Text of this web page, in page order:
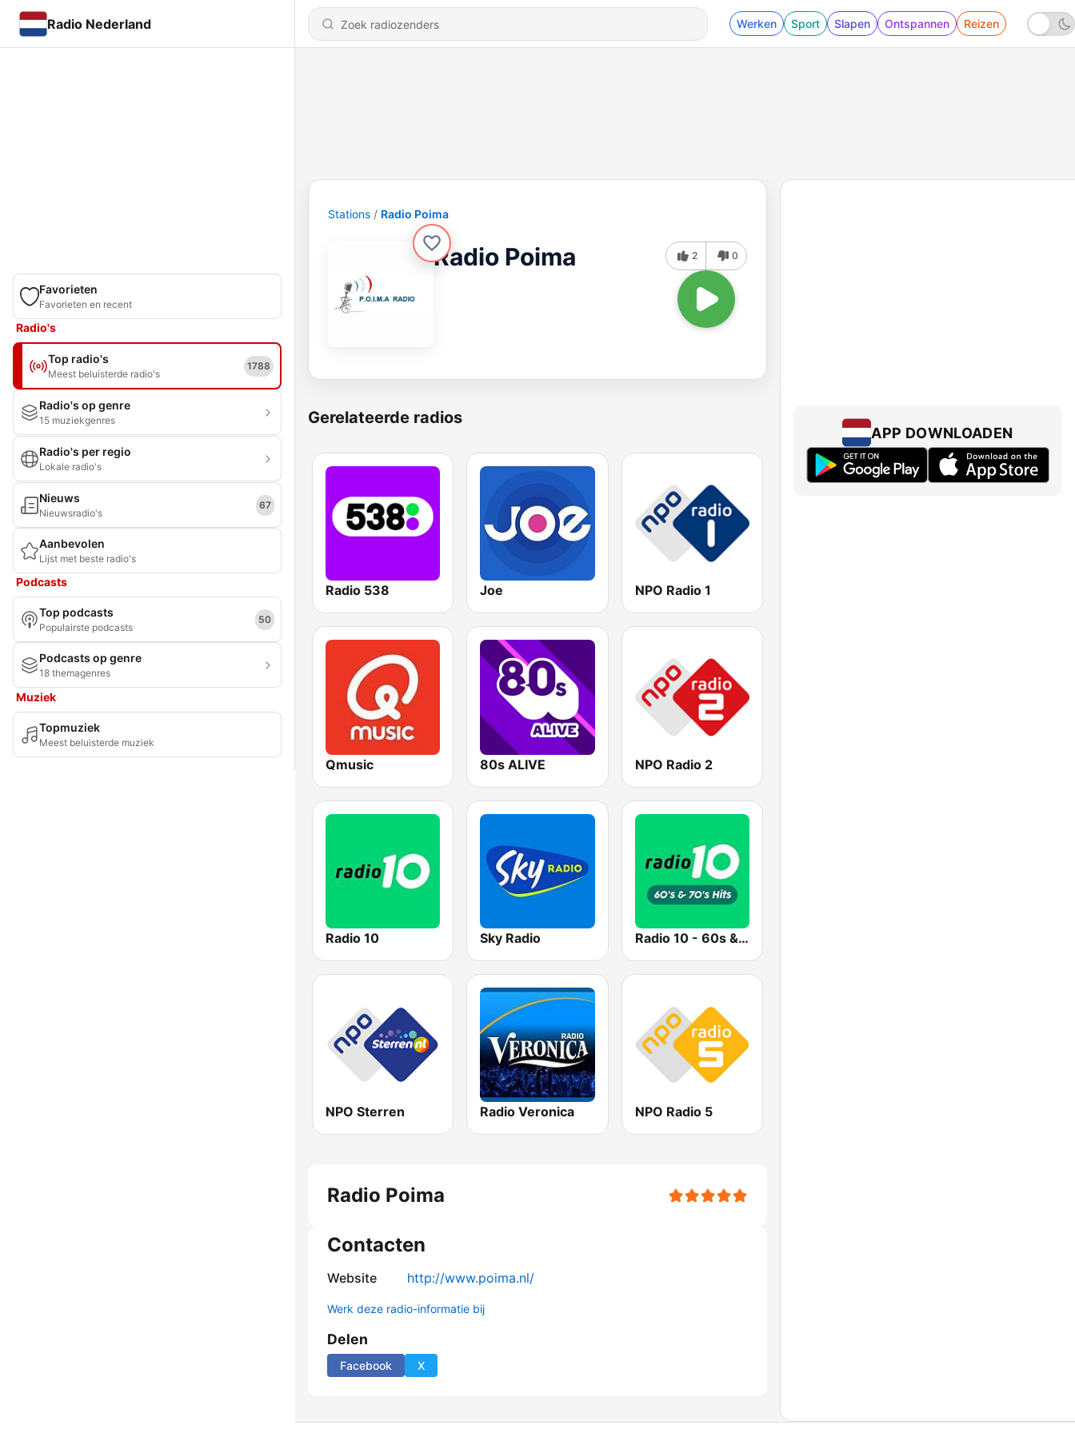
Radio Nederland Werken Sport Slapen Ontspannen Reizen
Favorieten
Favorieten en recent
Radio's
Top radio's
Meest beluisterde radio's
1788
Radio's op genre
15 muziekgenres
Radio's per regio
Lokale radio's
Nieuws
Nieuwsradio's
67
Aanbevolen
Lijst met beste radio's
Podcasts
Top podcasts
Populairste podcasts
50
Podcasts op genre
18 themagenres
Muziek
Topmuziek
Meest beluisterde muziek
Stations Radio Poima
Radio Poima 2 0
Gerelateerde radios
Radio 538 Joe NPO Radio 1
Qmusic 80s ALIVE NPO Radio 2
Radio 10 Sky Radio Radio 10 - 60s & 70s Hits
NPO Sterren Radio Veronica NPO Radio 5
Radio Poima
Contacten
Website http://www.poima.nl/
Werk deze radio-informatie bij
Delen
Facebook X
APP DOWNLOADEN